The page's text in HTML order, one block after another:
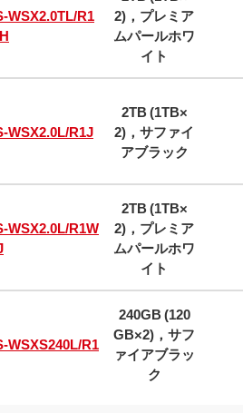
WSX2.0TL/R1
2)，プレミア
ムパールホワ
イト
WSX2.0L/R1J
2TB (1TB×
2)，サファイ
アブラック
WSX2.0L/R1W
2TB (1TB×
2)，プレミア
ムパールホワ
イト
WSXS240L/R1
240GB (120
GB×2)，サフ
ァイアブラッ
ク